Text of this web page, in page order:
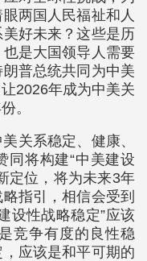
两国人民福祉和人
好未来？这些是历
是大国领导人需要
普总统共同为中美
2026年成为中美关
。
关系稳定、健康、
同将构建“中美建设
定位，将为未来3年
指引，相信会受到
设性战略稳定”应该
竞争有度的良性稳
应该是和平可期的